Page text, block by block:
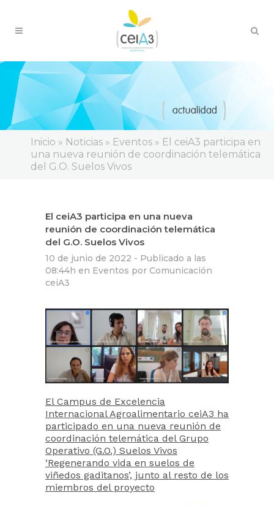
Inicio » Noticias » Eventos » El ceiA3 participa en
una nueva reunión de coordinación telemática
del G.O. Suelos Vivos
El ceiA3 participa en una nueva
reunión de coordinación telemática
del G.O. Suelos Vivos
10 de junio de 2022 - Publicado a las
08:44h en Eventos por Comunicación
ceiA3
El Campus de Excelencia
Internacional Agroalimentario ceiA3 ha
participado en una nueva reunión de
coordinación telemática del Grupo
Operativo (G.O.) Suelos Vivos
‘Regenerando vida en suelos de
viñedos gaditanos’, junto al resto de los
miembros del proyecto